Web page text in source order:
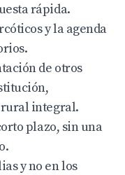
rápida.
y la agenda
de otros
integral.
plazo, sin una
y no en los